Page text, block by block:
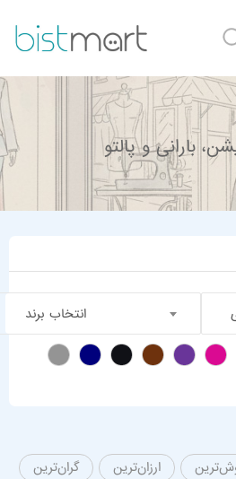
بارانی و پالتو
انتخاب برند
ارزان‌ترین
گران‌ترین